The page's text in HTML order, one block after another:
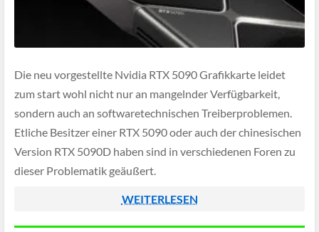
Die neu vorgestellte Nvidia RTX 5090 Grafikkarte leidet
zum start wohl nicht nur an mangelnder Verfügbarkeit,
sondern auch an softwaretechnischen Treiberproblemen.
Etliche Besitzer einer RTX 5090 oder auch der chinesischen
Version RTX 5090D haben sind in verschiedenen Foren zu
dieser Problematik geäußert.
WEITERLESEN